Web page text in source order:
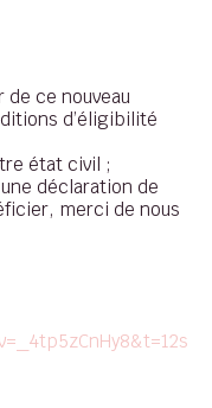
ce nouveau
d’éligibilité
état civil ;
déclaration de
merci de nous